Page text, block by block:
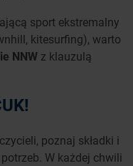
sport ekstremalny
kitesurfing), warto
NNW z klauzulą
poznaj składki i
W każdej chwili